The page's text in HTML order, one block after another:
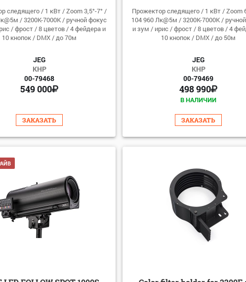
следящего / 1 кВт / Zoom 3,5°-7° /
/ 3200К-7000К / ручной фокус
/ фрост / 8 цветов / 4 фейдера и
10 кнопок / DMX / до 70м
JEG
КНР
00-79468
549 000
ЗАКАЗАТЬ
Прожектор следящего / 1 кВт / Zoom
104 960 Лк@5м / 3200К-7000К /
и зум / ирис / фрост / 8 цветов / 4
10 кнопок / DMX / до 50м
JEG
КНР
00-79469
498 990
В НАЛИЧИИ
ЗАКАЗАТЬ